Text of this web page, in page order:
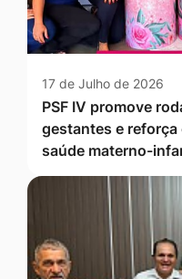
17 de Julho de 2026
PSF IV promove
gestantes e
saúde materno-